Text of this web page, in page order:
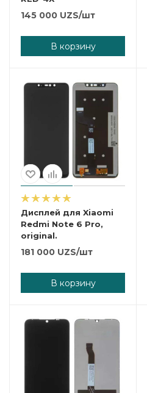
145 000 UZS/шт
В корзину
Дисплей для Xiaomi
Redmi Note 6 Pro,
original.
181 000 UZS/шт
В корзину